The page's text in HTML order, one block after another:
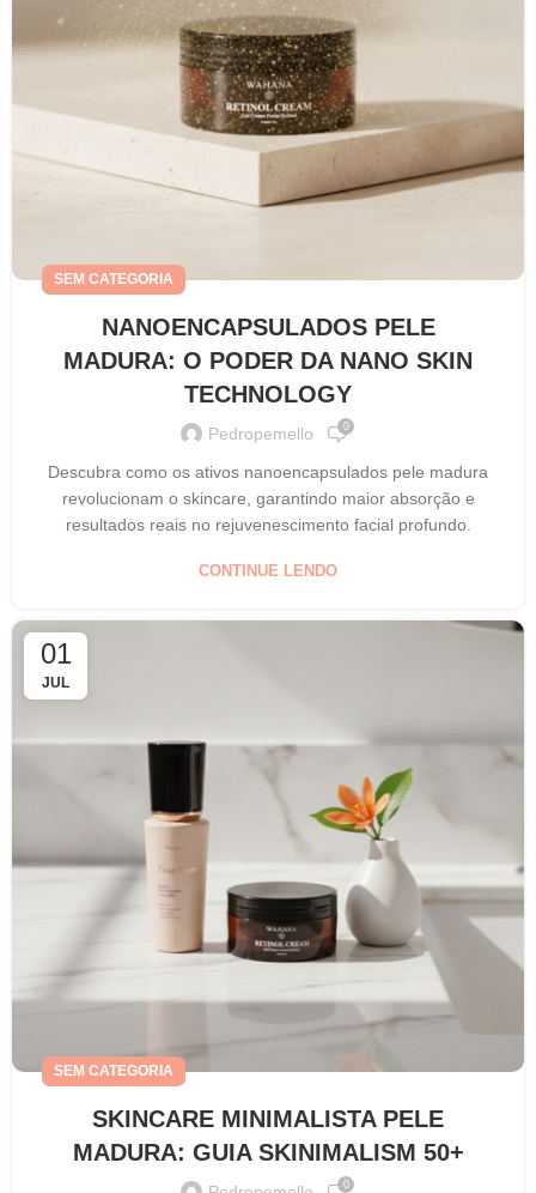
SEM CATEGORIA
NANOENCAPSULADOS PELE
MADURA: O PODER DA NANO SKIN
TECHNOLOGY
Pedropemello 0
Descubra como os ativos nanoencapsulados pele madura
revolucionam o skincare, garantindo maior absorção e
resultados reais no rejuvenescimento facial profundo.
CONTINUE LENDO
01
JUL
SEM CATEGORIA
SKINCARE MINIMALISTA PELE
MADURA: GUIA SKINIMALISM 50+
0